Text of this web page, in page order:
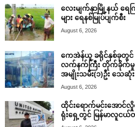
လေးမျက်နှာမြို့နယ် ရေက
များ ရေနစ်မြုပ်ပျက်စီး
August 6, 2026
ကေအဲန်ယူ ခရိုင်နှစ်ခုတွင်
လက်နက်ကြီး တိုက်ခိုက်
အမျိုးသမီး(၁)ဦး သေဆုံး
August 6, 2026
ထိုင်းရောက်မင်းအောင်
ရုံးရှေ့တွင် မြန်မာလူငယ်တ